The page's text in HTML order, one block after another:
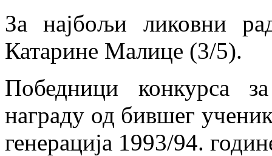
За најбољи ликовни
Катарине Малице (3/5).
Победници конкурса
награду од бившег
генерација 1993/94.